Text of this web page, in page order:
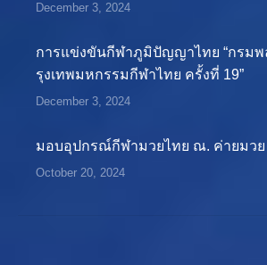
December 3, 2024
การแข่งขันกีฬาภูมิปัญญาไทย “กรม
รุงเทพมหกรรมกีฬาไทย ครั้งที่ 19”
December 3, 2024
มอบอุปกรณ์กีฬามวยไทย ณ. ค่ายมวย
October 20, 2024